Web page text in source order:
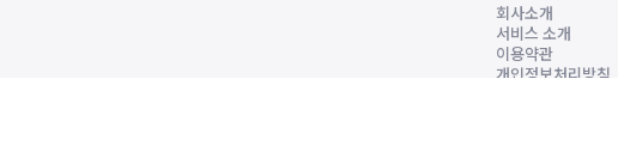
회사소개
서비스 소개
이용약관
개인정보처리방침